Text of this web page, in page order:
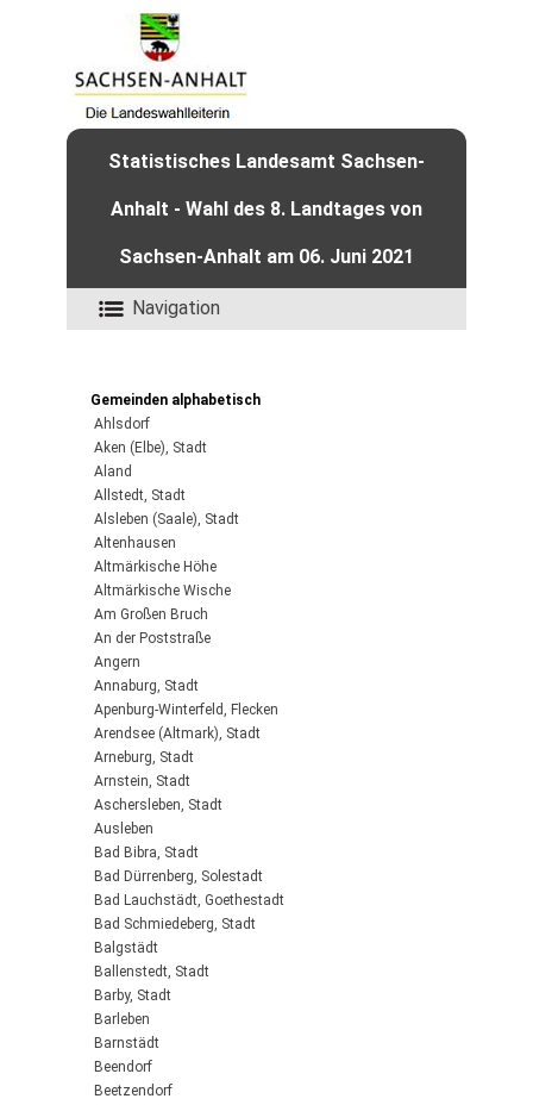
Statistisches Landesamt Sachsen-
Anhalt - Wahl des 8. Landtages von
Sachsen-Anhalt am 06. Juni 2021
Navigation
Gemeinden alphabetisch
Ahlsdorf
Aken (Elbe), Stadt
Aland
Allstedt, Stadt
Alsleben (Saale), Stadt
Altenhausen
Altmärkische Höhe
Altmärkische Wische
Am Großen Bruch
An der Poststraße
Angern
Annaburg, Stadt
Apenburg-Winterfeld, Flecken
Arendsee (Altmark), Stadt
Arneburg, Stadt
Arnstein, Stadt
Aschersleben, Stadt
Ausleben
Bad Bibra, Stadt
Bad Dürrenberg, Solestadt
Bad Lauchstädt, Goethestadt
Bad Schmiedeberg, Stadt
Balgstädt
Ballenstedt, Stadt
Barby, Stadt
Barleben
Barnstädt
Beendorf
Beetzendorf